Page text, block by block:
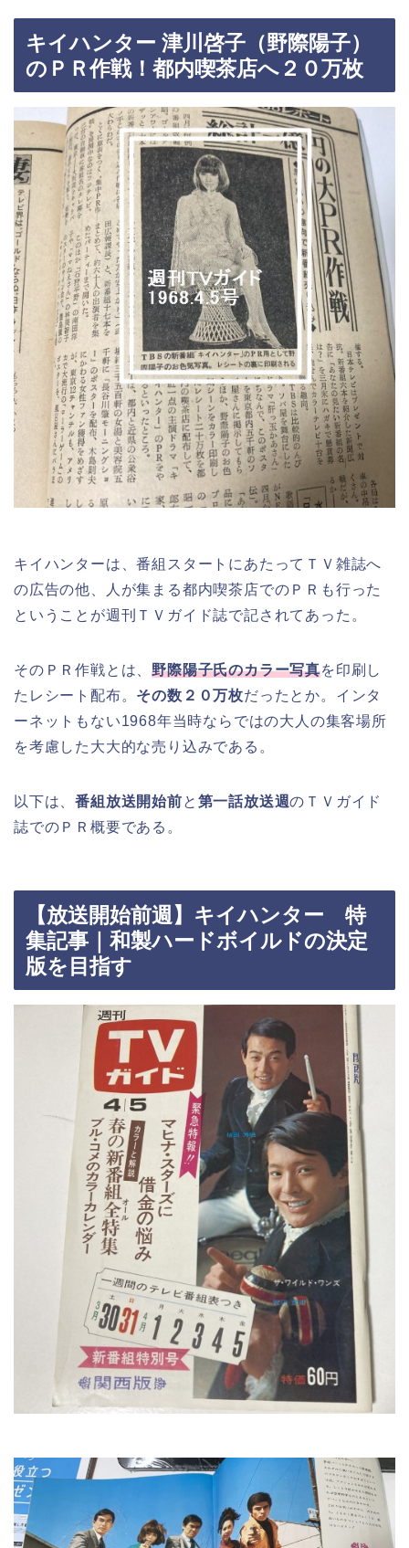
キイハンター 津川啓子（野際陽子）
のＰＲ作戦！都内喫茶店へ２０万枚
キイハンターは、番組スタートにあたってＴＶ雑誌へ
の広告の他、人が集まる都内喫茶店でのＰＲも行った
ということが週刊ＴＶガイド誌で記されてあった。
そのＰＲ作戦とは、野際陽子氏のカラー写真を印刷し
たレシート配布。 その数２０万枚だったとか。インタ
ーネットもない1968年当時ならではの大人の集客場所
を考慮した大大的な売り込みである。
以下は、番組放送開始前と 第一話放送週のＴＶガイド
誌でのＰＲ概要である。
【放送開始前週】キイハンター 特
集記事｜和製ハードボイルドの決定
版を目指す